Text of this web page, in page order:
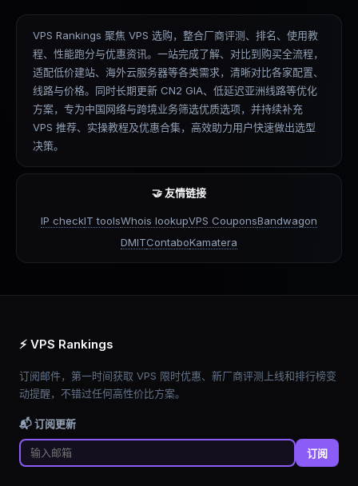
VPS Rankings 聚焦 VPS 选购，整合厂商评测、排名、使用教
程、性能跑分与优惠资讯。一站完成了解、对比到购买全流程，
适配低价建站、海外云服务器等各类需求，清晰对比各家配置、
线路与价格。同时长期更新 CN2 GIA、低延迟亚洲线路等优化
方案，专为中国网络与跨境业务筛选优质选项，并持续补充
VPS 推荐、实操教程及优惠合集，高效助力用户快速做出选型
决策。
🤝 友情链接
IP checkIT toolsWhois lookupVPS CouponsBandwagon
DMITContaboKamatera
⚡ VPS Rankings
订阅邮件，第一时间获取 VPS 限时优惠、新厂商评测上线和排行榜变
动提醒，不错过任何高性价比方案。
📬 订阅更新
订阅